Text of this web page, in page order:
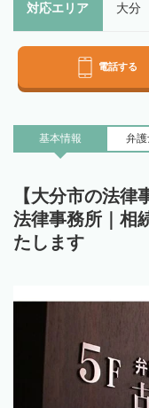
対応エリア 大分
電話する
基本情報 弁
【大分市の法
法律事務所｜相
たします